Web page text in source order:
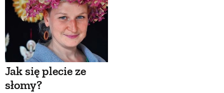
Jak się plecie ze
słomy?